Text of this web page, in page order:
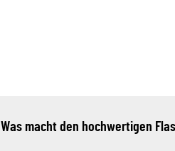
Was macht den hochwertigen